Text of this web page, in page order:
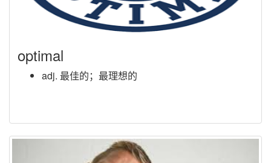
optimal
adj. 最佳的；最理想的